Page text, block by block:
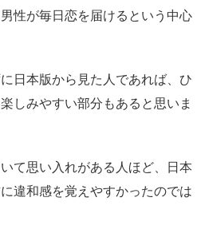
性が毎日恋を届けるという中心
日本版から見た人であれば、ひ
しみやすい部分もあると思いま
て思い入れがある人ほど、日本
違和感を覚えやすかったのでは